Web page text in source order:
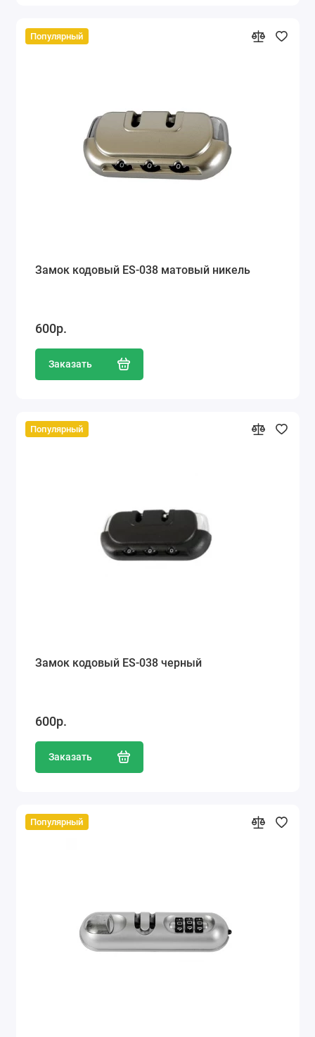
Популярный
Замок кодовый ES-038 матовый никель
600р.
Заказать
Популярный
Замок кодовый ES-038 черный
600р.
Заказать
Популярный